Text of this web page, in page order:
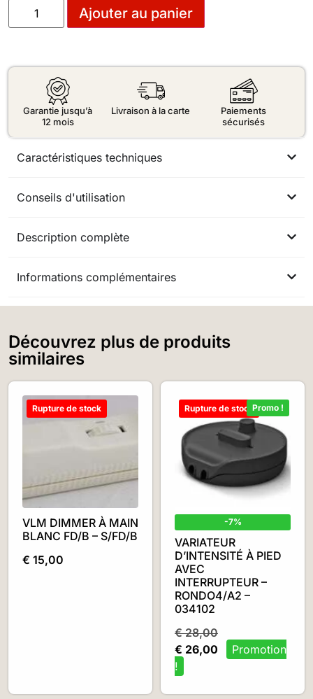
Ajouter au panier
Garantie jusqu’à
12 mois
Livraison à la carte
Paiements
sécurisés
Caractéristiques techniques
Conseils d'utilisation
Description complète
Informations complémentaires
Découvrez plus de produits
similaires
Rupture de stock
VLM DIMMER À MAIN
BLANC FD/B – S/FD/B
€ 15,00
Promo !
Rupture de stock
-7%
VARIATEUR
D’INTENSITÉ À PIED
AVEC
INTERRUPTEUR –
RONDO4/A2 –
034102
€28,00
€ 26,00